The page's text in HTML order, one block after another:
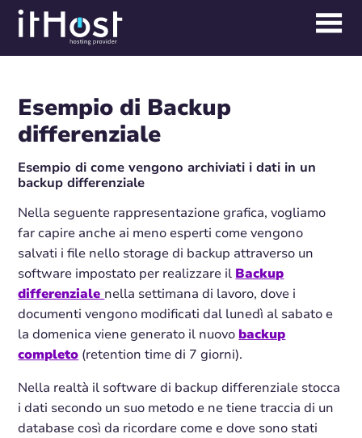
Esempio di Backup
differenziale
Esempio di come vengono archiviati i dati in un
backup differenziale
Nella seguente rappresentazione grafica, vogliamo
far capire anche ai meno esperti come vengono
salvati i file nello storage di backup attraverso un
software impostato per realizzare il Backup
differenziale nella settimana di lavoro, dove i
documenti vengono modificati dal lunedì al sabato e
la domenica viene generato il nuovo backup
completo (retention time di 7 giorni).
Nella realtà il software di backup differenziale stocca
i dati secondo un suo metodo e ne tiene traccia di un
database così da ricordare come e dove sono stati